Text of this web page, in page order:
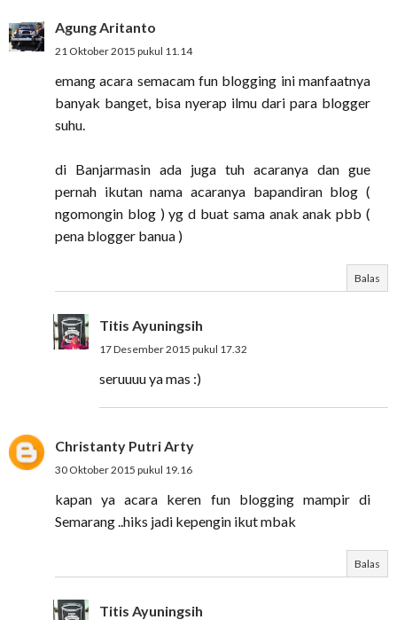
Agung Aritanto
21 Oktober 2015 pukul 11.14
emang acara semacam fun blogging ini manfaatnya
banyak banget, bisa nyerap ilmu dari para blogger
suhu.
di Banjarmasin ada juga tuh acaranya dan gue
pernah ikutan nama acaranya bapandiran blog (
ngomongin blog ) yg d buat sama anak anak pbb (
pena blogger banua )
Balas
Titis Ayuningsih
17 Desember 2015 pukul 17.32
seruuuu ya mas :)
Christanty Putri Arty
30 Oktober 2015 pukul 19.16
kapan ya acara keren fun blogging mampir di
Semarang ..hiks jadi kepengin ikut mbak
Balas
Titis Ayuningsih